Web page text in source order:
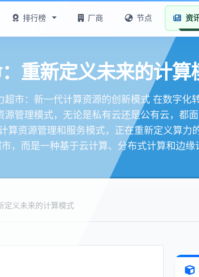
排行榜 厂商 节点 资
重新定义未来的计算
市：新一代计算资源的创新模式 在数字化
管理模式，无论是私有云还是公有云，都
算资源管理和服务模式，正在重新定义算力
，而是一种基于云计算、分布式计算和边缘
定义未来的计算模式